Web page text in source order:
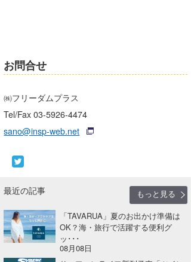
お問合せ
㈱フリーダムプラス
Tel/Fax 03-5926-4474
sano@insp-web.net
最近の記事
もっと見る
「TAVARUA」夏のお出かけ準備は
OK？海・旅行で活躍する便利グ
ッ･･･
08月08日